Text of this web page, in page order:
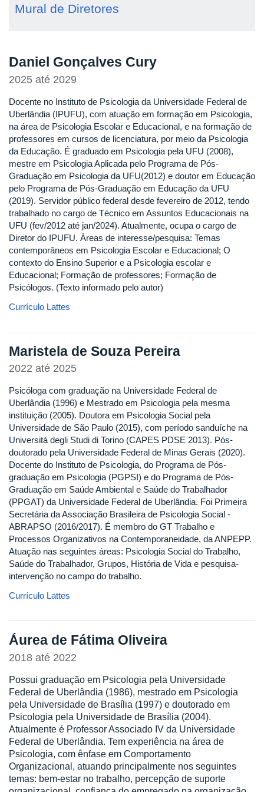
Mural de Diretores
Daniel Gonçalves Cury
2025 até 2029
Docente no Instituto de Psicologia da Universidade Federal de
Uberlândia (IPUFU), com atuação em formação em Psicologia,
na área de Psicologia Escolar e Educacional, e na formação de
professores em cursos de licenciatura, por meio da Psicologia
da Educação. É graduado em Psicologia pela UFU (2008),
mestre em Psicologia Aplicada pelo Programa de Pós-
Graduação em Psicologia da UFU(2012) e doutor em Educação
pelo Programa de Pós-Graduação em Educação da UFU
(2019). Servidor público federal desde fevereiro de 2012, tendo
trabalhado no cargo de Técnico em Assuntos Educacionais na
UFU (fev/2012 até jan/2024). Atualmente, ocupa o cargo de
Diretor do IPUFU. Áreas de interesse/pesquisa: Temas
contemporâneos em Psicologia Escolar e Educacional; O
contexto do Ensino Superior e a Psicologia escolar e
Educacional; Formação de professores; Formação de
Psicólogos. (Texto informado pelo autor)
Currículo Lattes
Maristela de Souza Pereira
2022 até 2025
Psicóloga com graduação na Universidade Federal de
Uberlândia (1996) e Mestrado em Psicologia pela mesma
instituição (2005). Doutora em Psicologia Social pela
Universidade de São Paulo (2015), com período sanduíche na
Università degli Studi di Torino (CAPES PDSE 2013). Pós-
doutorado pela Universidade Federal de Minas Gerais (2020).
Docente do Instituto de Psicologia, do Programa de Pós-
graduação em Psicologia (PGPSI) e do Programa de Pós-
Graduação em Saúde Ambiental e Saúde do Trabalhador
(PPGAT) da Universidade Federal de Uberlândia. Foi Primeira
Secretária da Associação Brasileira de Psicologia Social -
ABRAPSO (2016/2017). É membro do GT Trabalho e
Processos Organizativos na Contemporaneidade, da ANPEPP.
Atuação nas seguintes áreas: Psicologia Social do Trabalho,
Saúde do Trabalhador, Grupos, História de Vida e pesquisa-
intervenção no campo do trabalho.
Currículo Lattes
Áurea de Fátima Oliveira
2018 até 2022
Possui graduação em Psicologia pela Universidade
Federal de Uberlândia (1986), mestrado em Psicologia
pela Universidade de Brasília (1997) e doutorado em
Psicologia pela Universidade de Brasília (2004).
Atualmente é Professor Associado IV da Universidade
Federal de Uberlândia. Tem experiência na área de
Psicologia, com ênfase em Comportamento
Organizacional, atuando principalmente nos seguintes
temas: bem-estar no trabalho, percepção de suporte